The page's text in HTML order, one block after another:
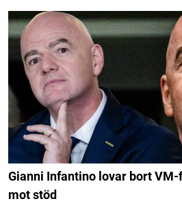
Gianni Infantino lovar bort
mot stöd